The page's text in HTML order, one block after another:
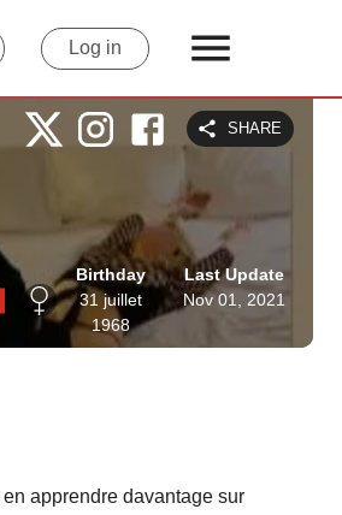
Log in
SHARE
Birthday
31 juillet
1968
Last Update
Nov 01, 2021
apprendre davantage sur